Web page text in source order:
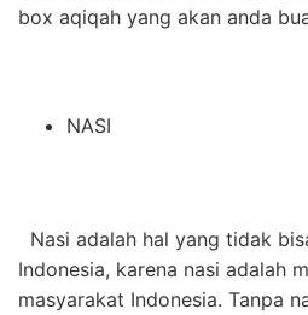
box aqiqah yang akan anda
NASI
Nasi adalah hal yang tidak
Indonesia, karena nasi adalah
masyarakat Indonesia. Tanpa